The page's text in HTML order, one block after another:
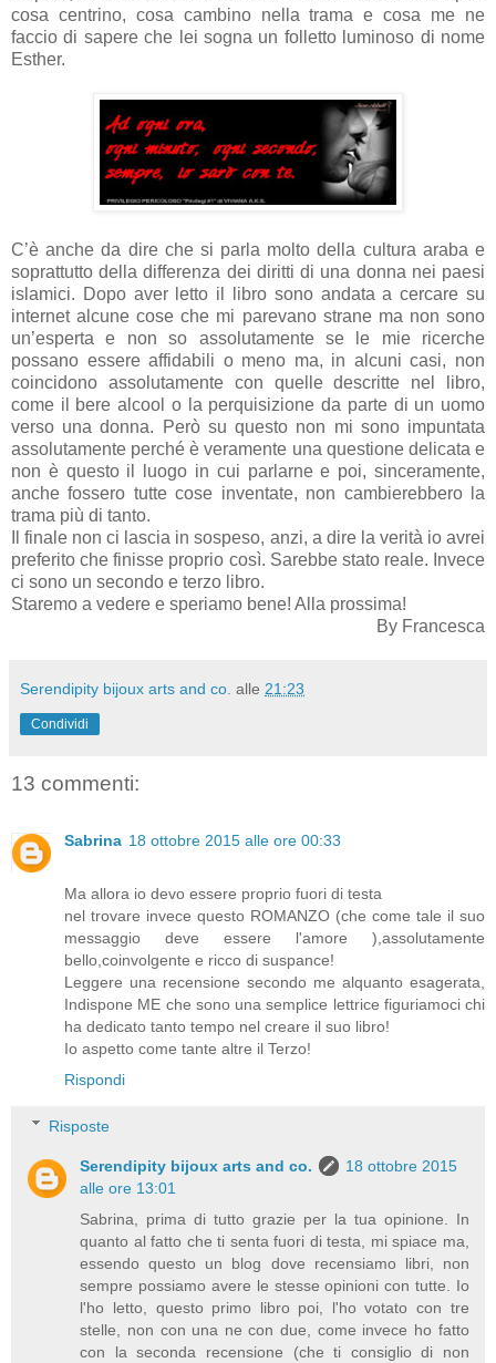
cosa centrino, cosa cambino nella trama e cosa me ne
faccio di sapere che lei sogna un folletto luminoso di nome
Esther.
C’è anche da dire che si parla molto della cultura araba e
soprattutto della differenza dei diritti di una donna nei paesi
islamici. Dopo aver letto il libro sono andata a cercare su
internet alcune cose che mi parevano strane ma non sono
un’esperta e non so assolutamente se le mie ricerche
possano essere affidabili o meno ma, in alcuni casi, non
coincidono assolutamente con quelle descritte nel libro,
come il bere alcool o la perquisizione da parte di un uomo
verso una donna. Però su questo non mi sono impuntata
assolutamente perché è veramente una questione delicata e
non è questo il luogo in cui parlarne e poi, sinceramente,
anche fossero tutte cose inventate, non cambierebbero la
trama più di tanto.
Il finale non ci lascia in sospeso, anzi, a dire la verità io avrei
preferito che finisse proprio così. Sarebbe stato reale. Invece
ci sono un secondo e terzo libro.
Staremo a vedere e speriamo bene! Alla prossima!
By Francesca
Serendipity bijoux arts and co. alle 21:23
Condividi
13 commenti:
Sabrina 18 ottobre 2015 alle ore 00:33
Ma allora io devo essere proprio fuori di testa
nel trovare invece questo ROMANZO (che come tale il suo
messaggio deve essere l'amore ),assolutamente
bello,coinvolgente e ricco di suspance!
Leggere una recensione secondo me alquanto esagerata,
Indispone ME che sono una semplice lettrice figuriamoci chi
ha dedicato tanto tempo nel creare il suo libro!
Io aspetto come tante altre il Terzo!
Rispondi
Risposte
Serendipity bijoux arts and co.
18 ottobre 2015
alle ore 13:01
Sabrina, prima di tutto grazie per la tua opinione. In
quanto al fatto che ti senta fuori di testa, mi spiace ma,
essendo questo un blog dove recensiamo libri, non
sempre possiamo avere le stesse opinioni con tutte. Io
l'ho letto, questo primo libro poi, l'ho votato con tre
stelle, non con una ne con due, come invece ho fatto
con la seconda recensione (che ti consiglio di non